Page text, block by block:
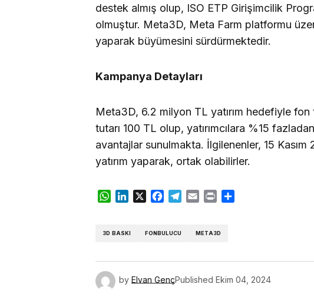
destek almış olup, ISO ETP Girişimcilik
olmuştur. Meta3D, Meta Farm platformu
yaparak büyümesini sürdürmektedir.
Kampanya Detayları
Meta3D, 6.2 milyon TL yatırım hedefiyle fon
tutarı 100 TL olup, yatırımcılara %15
avantajlar sunulmakta. İlgilenenler, 15
yatırım yaparak, ortak olabilirler.
WhatsApp
LinkedIn
X Facebook
Telegram
Email Print
3D BASKI FONBULUCU META3D
by Elvan GençPublished Ekim 04, 2024